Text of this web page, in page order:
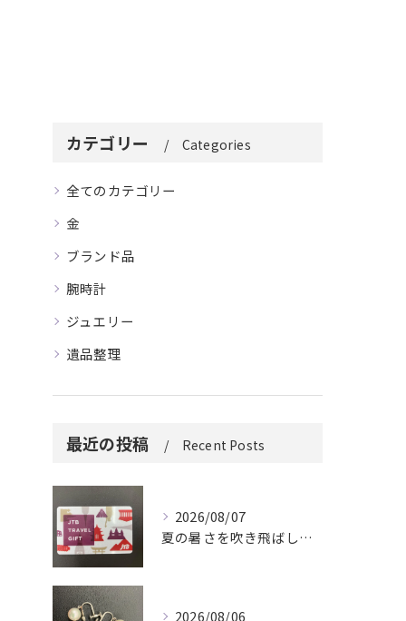
カテゴリー Categories
全てのカテゴリー
金
ブランド品
腕時計
ジュエリー
遺品整理
最近の投稿 Recent Posts
2026/08/07
夏の暑さを吹き飛ばしに来てください。
2026/08/06